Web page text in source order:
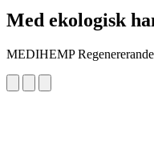
Med ekologisk
MEDIHEMP